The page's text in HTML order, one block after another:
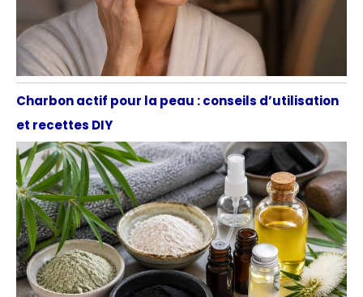
Charbon actif pour la peau : conseils d’utilisation
et recettes DIY